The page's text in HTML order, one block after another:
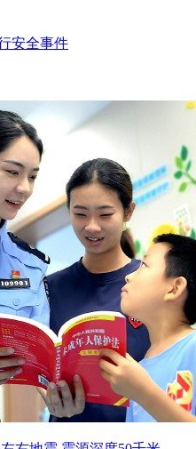
安全事件